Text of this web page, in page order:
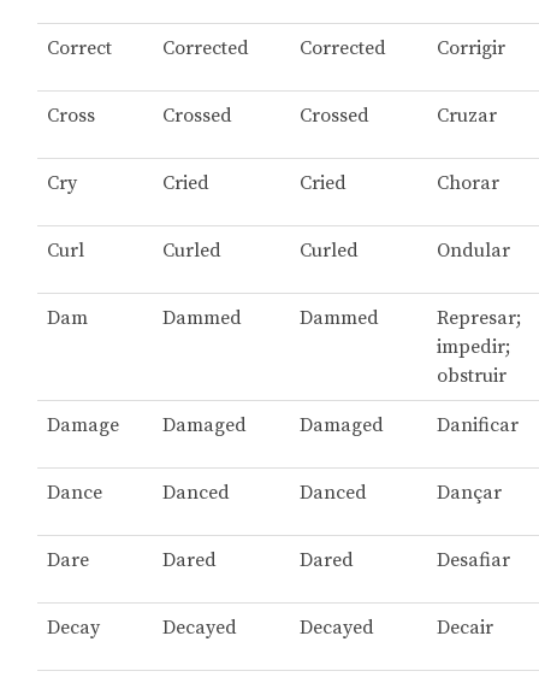
Correct Corrected Corrected Corrigir
Cross Crossed Crossed Cruzar
Cry Cried Cried Chorar
Curl Curled Curled Ondular
Dam Dammed Dammed
Represar;
impedir;
obstruir
Damage Damaged Damaged Danificar
Dance Danced Danced Dançar
Dare Dared Dared Desafiar
Decay Decayed Decayed Decair